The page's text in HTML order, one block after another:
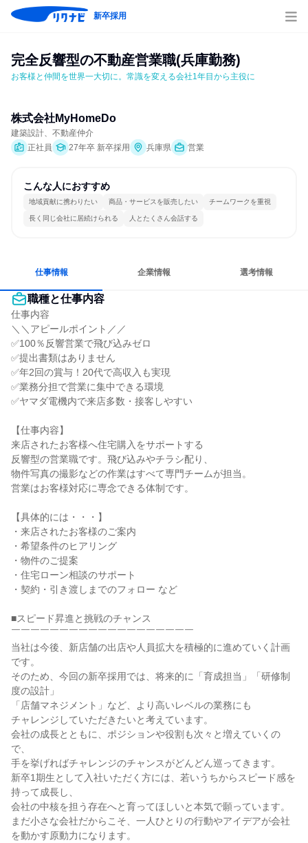
新卒採用
完全反響型の不動産営業職(兵庫勤務)
お客様と仲間を世界一大切に。常識を変える会社1年目から主役に
株式会社MyHomeDo
建築設計、不動産仲介
正社員
27年卒 新卒採用 兵庫県 営業
こんな人におすすめ
地域貢献に携わりたい 商品・サービスを販売したい チームワークを重視
長く同じ会社に居続けられる 人とたくさん会話する
仕事情報 企業情報 選考情報
職種と仕事内容
仕事内容
＼＼アピールポイント／／
✅100％反響営業で飛び込みゼロ
✅提出書類はありません
✅年2回の賞与！20代で高収入も実現
✅業務分担で営業に集中できる環境
✅ヤマダ電機内で来店多数・接客しやすい
【仕事内容】
来店されたお客様へ住宅購入をサポートする
反響型の営業職です。飛び込みやチラシ配り、
物件写真の撮影などの作業はすべて専門チームが担当。
営業はお客様対応に専念できる体制です。
【具体的には・・・】
・来店されたお客様のご案内
・希望条件のヒアリング
・物件のご提案
・住宅ローン相談のサポート
・契約・引き渡しまでのフォロー など
■スピード昇進と挑戦のチャンス
￣￣￣￣￣￣￣￣￣￣￣￣￣￣￣￣￣￣￣
当社は今後、新店舗の出店や人員拡大を積極的に進めていく計画
です。
そのため、今回の新卒採用では、将来的に「育成担当」「研修制
度の設計」
「店舗マネジメント」など、より高いレベルの業務にも
チャレンジしていただきたいと考えています。
会社の成長とともに、ポジションや役割も次々と増えていくの
で、
手を挙げればチャレンジのチャンスがどんどん巡ってきます。
新卒1期生として入社いただく方には、若いうちからスピード感を
持って成長し、
会社の中核を担う存在へと育ってほしいと本気で願っています。
まだ小さな会社だからこそ、一人ひとりの行動やアイデアが会社
を動かす原動力になります。